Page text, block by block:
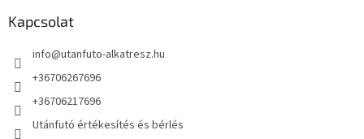
Kapcsolat
info@utanfuto-alkatresz.hu
+36706267696
+36706217696
Utánfutó értékesítés és bérlés